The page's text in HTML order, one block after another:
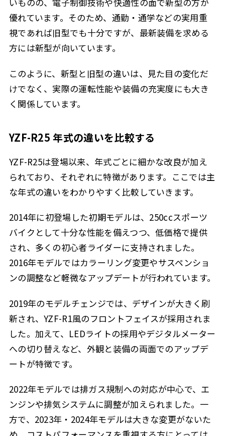
優れています。そのため、通勤・通学などの実用重
視であれば旧型でも十分ですが、最新装備を求める
方には新型が向いています。
このように、新型と旧型の違いは、見た目の変化だ
けでなく、実際の運転性能や装備の充実度にも大き
く関係しています。
YZF-R25 年式の違いを比較する
YZF-R25は登場以来、年式ごとに細かな改良が加え
られており、それぞれに特徴があります。ここでは主
な年式の違いをわかりやすく比較していきます。
2014年に初登場した初期モデルは、250ccスポーツ
バイクとして十分な性能を備えつつ、低価格で提供
され、多くの初心者ライダーに支持されました。
2016年モデルではカラーリング変更やサスペンショ
ンの調整など軽微なアップデートが行われています。
2019年のモデルチェンジでは、デザインが大きく刷
新され、YZF-R1風のフロントフェイスが採用されま
した。加えて、LEDライトの採用やデジタルメーター
への切り替えなど、外観と装備の両面でのアップデ
ートが特徴です。
2022年モデルでは排ガス規制への対応が中心で、エ
ンジンや排気システムに調整が加えられました。一
方で、2023年・2024年モデルは大きな変更がないた